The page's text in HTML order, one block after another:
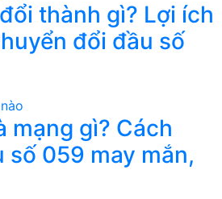
thành gì? Lợi ích
đổi đầu số
mạng gì? Cách
số 059 may mắn,